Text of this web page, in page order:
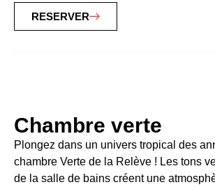
RESERVER
Chambre verte
Plongez dans un univers tropical des
chambre Verte de la Relève ! Les tons
de la salle de bains créent une